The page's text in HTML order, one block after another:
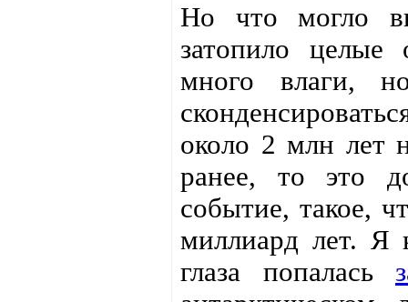
Но что могло
затопило целые
много влаги,
около 2 млн лет
ранее, то это
событие, такое,
миллиард лет. Я
глаза попалась